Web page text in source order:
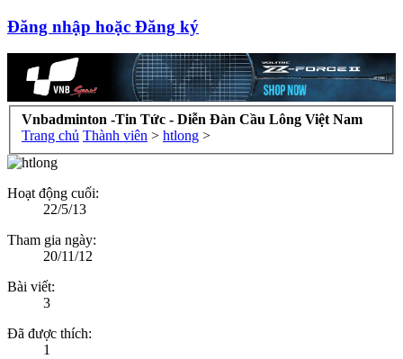
Đăng nhập hoặc Đăng ký
Vnbadminton -Tin Tức - Diễn Đàn Cầu Lông Việt Nam
Trang chủ Thành viên > htlong >
Hoạt động cuối:
22/5/13
Tham gia ngày:
20/11/12
Bài viết:
3
Đã được thích:
1